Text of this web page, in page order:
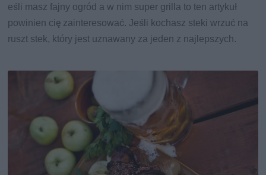
eśli masz fajny ogród a w nim super grilla to ten artykuł
powinien cię zainteresować. Jeśli kochasz steki wrzuć na
ruszt stek, który jest uznawany za jeden z najlepszych.